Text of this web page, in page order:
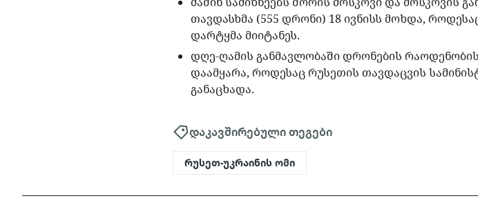
თავდასხმა (555 დრონი) 18 ივნისს მოხდა,
დარტყმა მიიტანეს.
დღე-ღამის განმავლობაში დრონების
დაამყარა, როდესაც რუსეთის თავდაცვის
განაცხადა.
დაკავშირებული თეგები
რუსეთ-უკრაინის ომი